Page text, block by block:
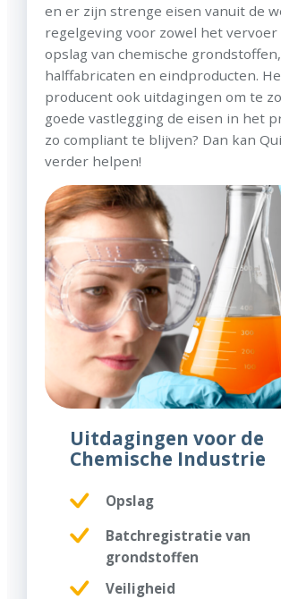
en er zijn strenge eisen vanuit de
regelgeving voor zowel het vervoer
opslag van chemische grondstoffen,
halffabricaten en eindproducten.
producent ook uitdagingen om te
goede vastlegging de eisen in het
zo compliant te blijven? Dan kan
verder helpen!
Uitdagingen voor de
Chemische Industrie
Opslag
Batchregistratie van
grondstoffen
Veiligheid